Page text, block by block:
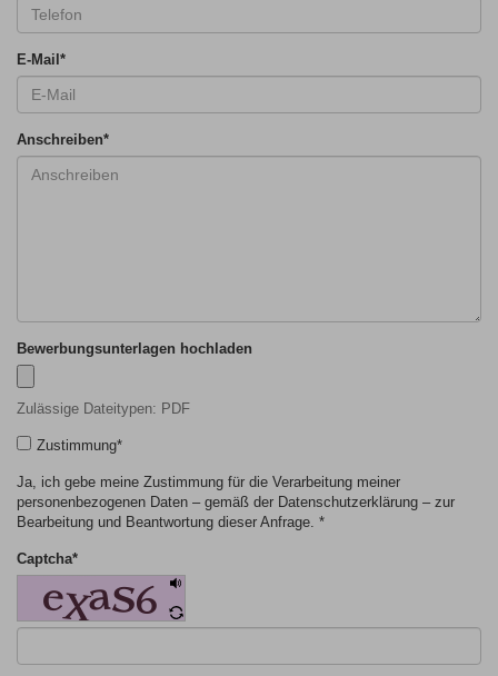
E-Mail*
Anschreiben*
Bewerbungsunterlagen hochladen
Zulässige Dateitypen: PDF
Zustimmung*
Ja, ich gebe meine Zustimmung für die Verarbeitung meiner
personenbezogenen Daten – gemäß der Datenschutzerklärung – zur
Bearbeitung und Beantwortung dieser Anfrage. *
Captcha*